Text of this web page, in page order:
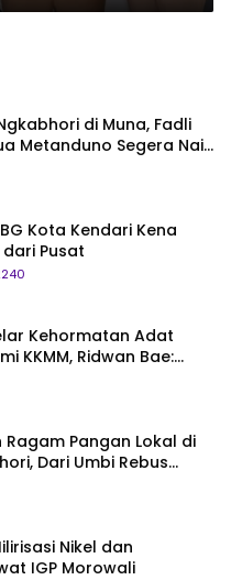
di Muna, Fadli
Metanduno Segera Naik
Nasional
Kota Kendari Kena
Pusat
Kehormatan Adat
KKMM, Ridwan Bae:
Belum Pantas!
Ragam Pangan Lokal di
Dari Umbi Rebus
Muna
Nikel dan
IGP Morowali